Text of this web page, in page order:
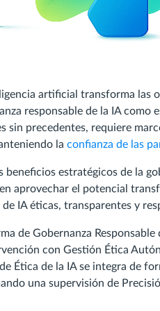
artificial transforma las
responsable de la IA
sin precedentes, requiere
la confianza de las
beneficios estratégicos de la
aprovechar el potencial
IA éticas, transparentes y
de Gobernanza
con Gestión Ética
Ética de la IA se integra de
una supervisión de